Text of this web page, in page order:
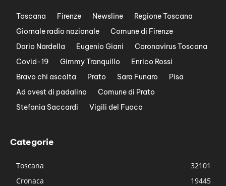
Toscana Firenze Newsline
Regione Toscana
Giornale radio nazionale
Comune di Firenze
Dario Nardella
Eugenio Giani
Coronavirus Toscana
Covid-19
Gimmy Tranquillo
Enrico Rossi
Bravo chi ascolta
Prato Sara Funaro
Pisa
Ad ovest di padalino
Comune di Prato
Stefania Saccardi
Vigili del Fuoco
Categorie
Toscana
32101
Cronaca
19445